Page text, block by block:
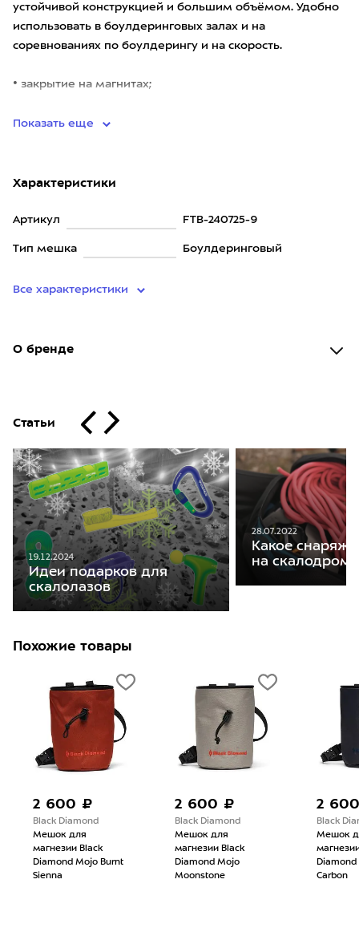
устойчивой конструкцией и большим объёмом. Удобно
использовать в боулдеринговых залах и на
соревнованиях по боулдерингу и на скорость.
• закрытие на магнитах;
Показать еще
Характеристики
Артикул FTB-240725-9
Тип мешка Боулдеринговый
Все характеристики
О бренде
Статьи
19.12.2024
Идеи подарков для
скалолазов
28.07.2022
Какое
на скалодром
Похожие товары
2 600 ₽
Black Diamond
Мешок для
магнезии Black
Diamond Mojo Burnt
Sienna
2 600 ₽
Black Diamond
Мешок для
магнезии Black
Diamond Mojo
Moonstone
2
Black
Мешок
Diamond
Carbon